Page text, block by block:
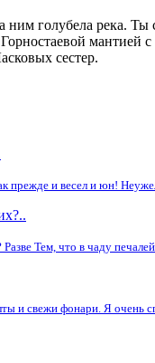
голубела река. Ты
Горностаевой
сестер.
прежде и весел и юн!
Тем, что в чаду
и свежи фонари. Я очень